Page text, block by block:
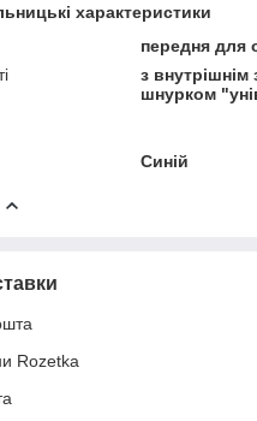
характеристики
передня для
з внутрішнім
шнурком
Синій
Rozetka